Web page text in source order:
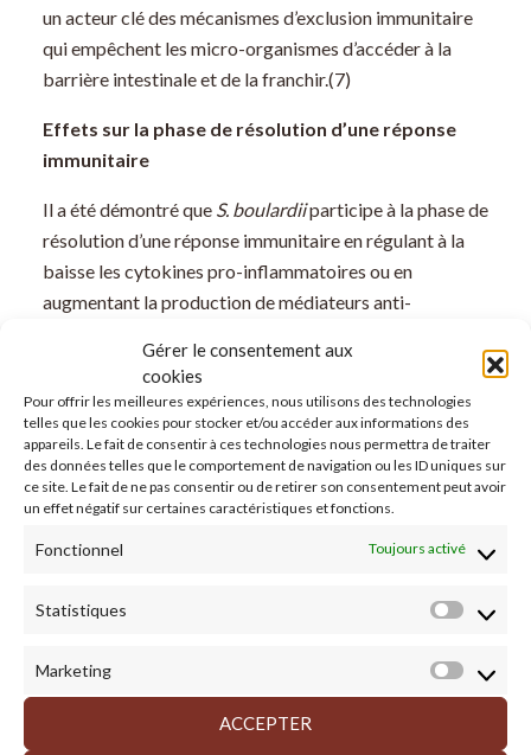
Gérer le consentement aux
cookies
Pour offrir les meilleures expériences, nous utilisons des technologies
telles que les cookies pour stocker et/ou accéder aux informations des
appareils. Le fait de consentir à ces technologies nous permettra de traiter
des données telles que le comportement de navigation ou les ID uniques sur
ce site. Le fait de ne pas consentir ou de retirer son consentement peut avoir
un effet négatif sur certaines caractéristiques et fonctions.
Fonctionnel Toujours activé
Statistiques
Marketing
ACCEPTER
un acteur clé des mécanismes d’exclusion immunitaire
qui empêchent les micro-organismes d’accéder à la
barrière intestinale et de la franchir.(7)
Effets sur la phase de résolution d’une réponse
immunitaire
Il a été démontré que S. boulardiiparticipe à la phase de
résolution d’une réponse immunitaire en régulant à la
baisse les cytokines pro-inflammatoires ou en
augmentant la production de médiateurs anti-
CommentSaccharomyces
boulardiipeut-elle équilibrer votre
réaction inflammatoire en cas
d’infection ?
des infections pathogènes, et elle provoque un
sont libérées au début de l’infection et contribuent à la
défense contre les agents pathogènes envahissants.
Mais les cytokines pro-inflammatoires ne se